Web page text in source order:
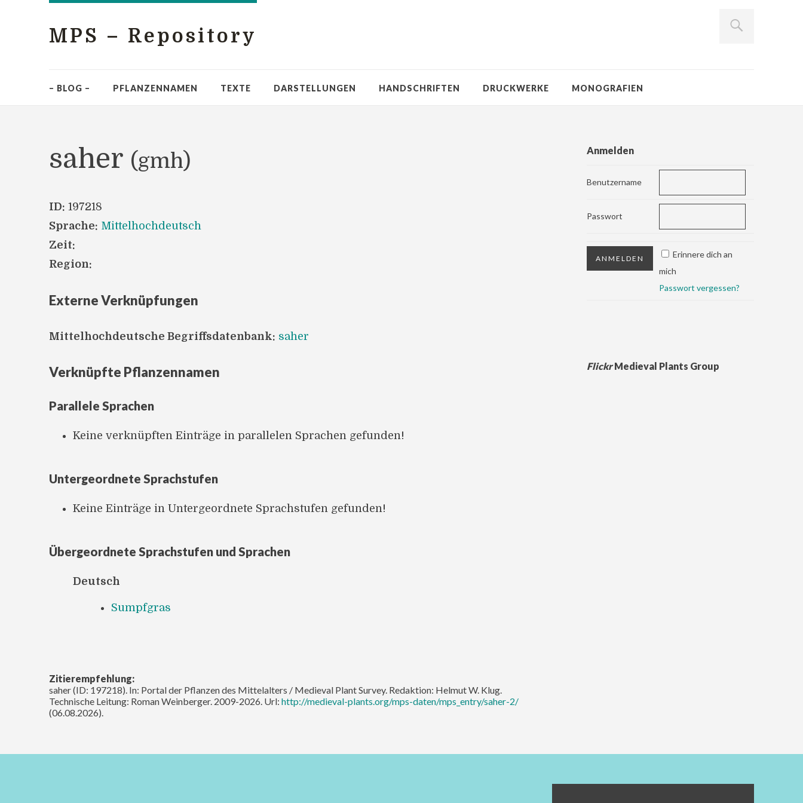
MPS – Repository
– BLOG – PFLANZENNAMEN TEXTE DARSTELLUNGEN HANDSCHRIFTEN DRUCKWERKE MONOGRAFIEN
saher (gmh)
ID: 197218
Sprache: Mittelhochdeutsch
Zeit:
Region:
Externe Verknüpfungen
Mittelhochdeutsche Begriffsdatenbank: saher
Verknüpfte Pflanzennamen
Parallele Sprachen
Keine verknüpften Einträge in parallelen Sprachen gefunden!
Untergeordnete Sprachstufen
Keine Einträge in Untergeordnete Sprachstufen gefunden!
Übergeordnete Sprachstufen und Sprachen
Deutsch
Sumpfgras
Zitierempfehlung:
saher (ID: 197218). In: Portal der Pflanzen des Mittelalters / Medieval Plant Survey. Redaktion: Helmut W. Klug.
Technische Leitung: Roman Weinberger. 2009-2026. Url: http://medieval-plants.org/mps-daten/mps_entry/saher-2/
(06.08.2026).
Anmelden
Benutzername
Passwort
Erinnere dich an
mich
Passwort vergessen?
FlickrMedieval Plants Group